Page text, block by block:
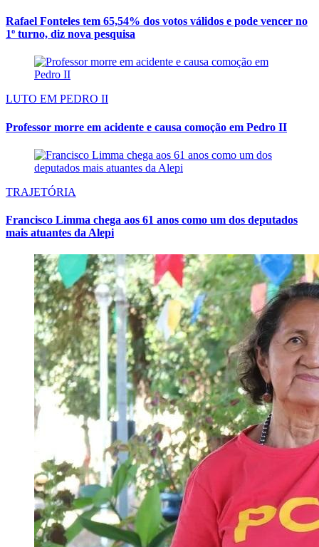
Rafael Fonteles tem 65,54% dos votos válidos e pode vencer no
1º turno, diz nova pesquisa
LUTO EM PEDRO II
Professor morre em acidente e causa comoção em Pedro II
TRAJETÓRIA
Francisco Limma chega aos 61 anos como um dos deputados
mais atuantes da Alepi